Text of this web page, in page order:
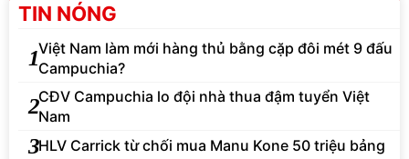
TIN NÓNG
1Việt Nam làm mới hàng thủ bằng cặp đôi mét 9 đấu
Campuchia?
2CĐV Campuchia lo đội nhà thua đậm tuyển Việt
Nam
3HLV Carrick từ chối mua Manu Kone 50 triệu bảng